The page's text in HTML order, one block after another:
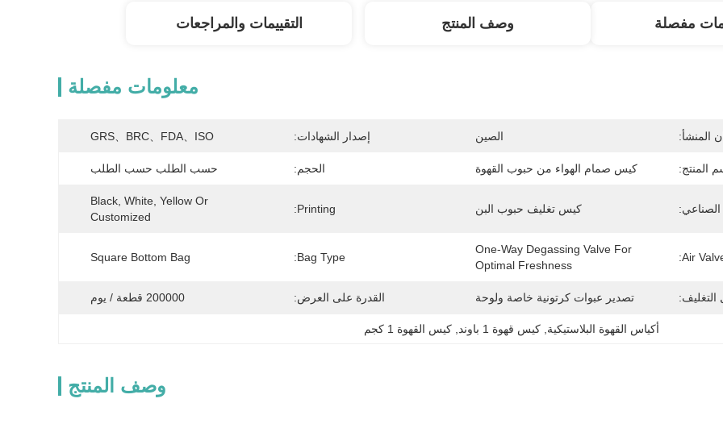
مفصلة وصف المنتج التقييمات والمراجعات
معلومات مفصلة
المنشأ: الصين إصدار الشهادات: GRS、BRC、FDA、ISO
المنتج: كيس صمام الهواء من حبوب القهوة الحجم: حسب الطلب حسب الطلب
الصناعي: كيس تغليف حبوب البن Printing:
Black, White, Yellow Or
Customized
Air
One-Way Degassing Valve For
Optimal Freshness
Bag Type:
Square Bottom Bag
التغليف: تصدير عبوات كرتونية خاصة ولوحة القدرة على العرض: 200000 قطعة / يوم
أكياس القهوة البلاستيكية , كيس قهوة 1 باوند , كيس القهوة 1 كجم
وصف المنتج